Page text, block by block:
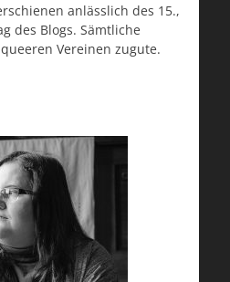
anlässlich des 15.,
des Blogs. Sämtliche
Vereinen zugute.